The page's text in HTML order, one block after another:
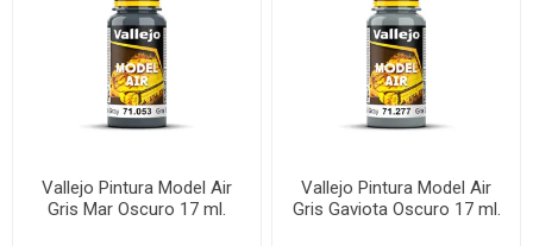
Vallejo Pintura Model Air
Gris Mar Oscuro 17 ml.
Vallejo Pintura Model Air
Gris Gaviota Oscuro 17 ml.